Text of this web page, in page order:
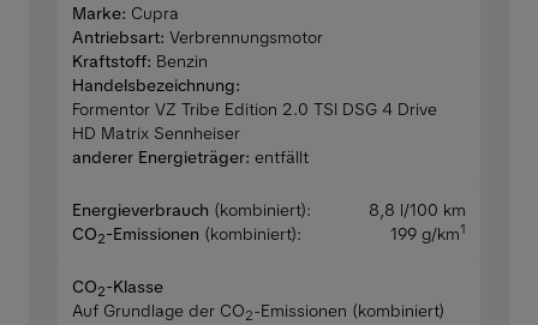
Marke: Cupra
Antriebsart: Verbrennungsmotor
Kraftstoff: Benzin
Handelsbezeichnung:
Formentor VZ Tribe Edition 2.0 TSI DSG 4 Drive
HD Matrix Sennheiser
anderer Energieträger: entfällt
Energieverbrauch (kombiniert):
8,8 l/100 km
CO2-Emissionen (kombiniert): 199 g/km1
CO2-Klasse
Auf Grundlage der CO2-Emissionen (kombiniert)